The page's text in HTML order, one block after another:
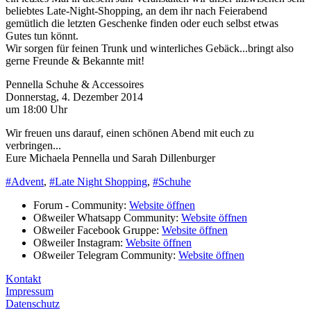
beliebtes Late-Night-Shopping, an dem ihr nach Feierabend
gemütlich die letzten Geschenke finden oder euch selbst etwas
Gutes tun könnt.
Wir sorgen für feinen Trunk und winterliches Gebäck...bringt also
gerne Freunde & Bekannte mit!
Pennella Schuhe & Accessoires
Donnerstag, 4. Dezember 2014
um 18:00 Uhr
Wir freuen uns darauf, einen schönen Abend mit euch zu
verbringen...
Eure Michaela Pennella und Sarah Dillenburger
#Advent, #Late Night Shopping, #Schuhe
Forum - Community: Website öffnen
Oßweiler Whatsapp Community: Website öffnen
Oßweiler Facebook Gruppe: Website öffnen
Oßweiler Instagram: Website öffnen
Oßweiler Telegram Community: Website öffnen
Kontakt
Impressum
Datenschutz